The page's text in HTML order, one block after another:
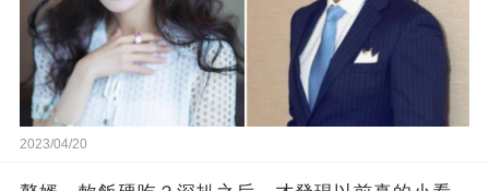
2023/04/20